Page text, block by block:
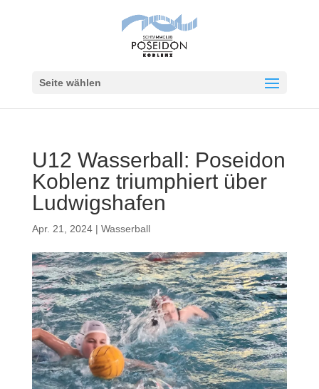
Seite wählen
U12 Wasserball: Poseidon
Koblenz triumphiert über
Ludwigshafen
Apr. 21, 2024| Wasserball